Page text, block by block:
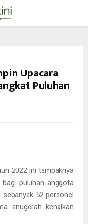
Upacara
Puluhan
2022 ini tampaknya
puluhan anggota
sebanyak 52 personel
anugerah kenaikan